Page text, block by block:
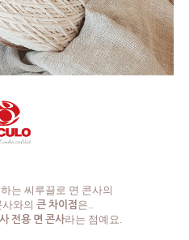
는 씨루끌로 면 콘사의
와의 큰 차이점은..
전용 면 콘사라는 점예요.